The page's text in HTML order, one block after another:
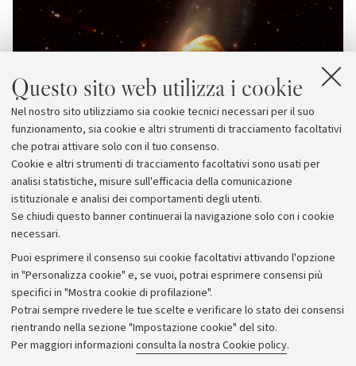
Questo sito web utilizza i cookie
Nel nostro sito utilizziamo sia cookie tecnici necessari per il suo
funzionamento, sia cookie e altri strumenti di tracciamento facoltativi
che potrai attivare solo con il tuo consenso.
Cookie e altri strumenti di tracciamento facoltativi sono usati per
analisi statistiche, misure sull'efficacia della comunicazione
istituzionale e analisi dei comportamenti degli utenti.
Se chiudi questo banner continuerai la navigazione solo con i cookie
necessari.
Puoi esprimere il consenso sui cookie facoltativi attivando l'opzione
in "Personalizza cookie" e, se vuoi, potrai esprimere consensi più
specifici in "Mostra cookie di profilazione".
Potrai sempre rivedere le tue scelte e verificare lo stato dei consensi
rientrando nella sezione "Impostazione cookie" del sito.
Per maggiori informazioni consulta la nostra Cookie policy.
Archivio
Comunicati stampa
Redazione
Rassegna stampa